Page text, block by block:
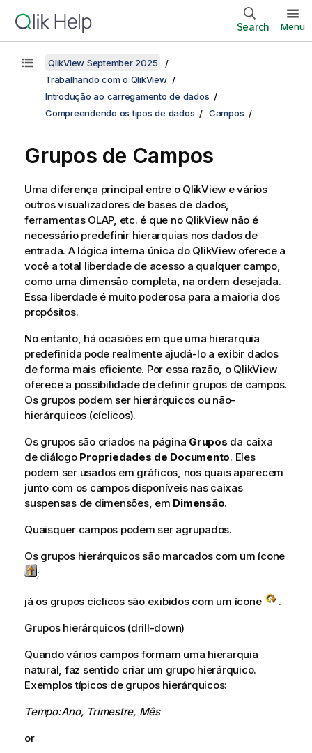
Search Menu
QlikView September 2025
Trabalhando com o QlikView
Introdução ao carregamento de dados
Compreendendo os tipos de dados
Campos
Grupos de Campos
Uma diferença principal entre o QlikView e vários
outros visualizadores de bases de dados,
ferramentas OLAP, etc. é que no QlikView não é
necessário predefinir hierarquias nos dados de
entrada. A lógica interna única do QlikView oferece a
você a total liberdade de acesso a qualquer campo,
como uma dimensão completa, na ordem desejada.
Essa liberdade é muito poderosa para a maioria dos
propósitos.
No entanto, há ocasiões em que uma hierarquia
predefinida pode realmente ajudá-lo a exibir dados
de forma mais eficiente. Por essa razão, o QlikView
oferece a possibilidade de definir grupos de campos.
Os grupos podem ser hierárquicos ou não-
hierárquicos (cíclicos).
Os grupos são criados na página Grupos da caixa
de diálogo Propriedades de Documento. Eles
podem ser usados em gráficos, nos quais aparecem
junto com os campos disponíveis nas caixas
suspensas de dimensões, em Dimensão.
Quaisquer campos podem ser agrupados.
Os grupos hierárquicos são marcados com um ícone
;
já os grupos cíclicos são exibidos com um ícone
.
Grupos hierárquicos (drill-down)
Quando vários campos formam uma hierarquia
natural, faz sentido criar um grupo hierárquico.
Exemplos típicos de grupos hierárquicos:
Tempo:Ano, Trimestre, Mês
or